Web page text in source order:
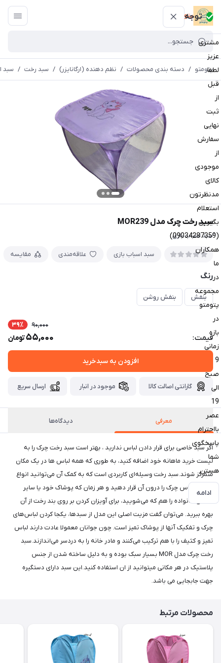
توجه
مشتری
عزیز
لطفا
قبل
از
ثبت
نهایی
سفارش
از
موجودی
کالای
مدنظرتون
استعلام
بگیرین
(09034287359)
همکاران
ما
در
مجموعه
پتومتو
در
بازه
زمانی
9
صبح
الی
19
عصر
بااحترام
پاسخگوی
شما
هستن
ادامه
پتومتو
پتومتو / دسته بندی محصولات / نظم دهنده (ارگانایزر) / سبد رخت / سبد
سبد رخت چرک مدل MOR239
ُسبد اسباب بازی
سبد اسباب بازی علاقه‌مندی مقایسه
رنگ
بنفش بنفش روشن
قیمت:
90,000 39٪
55,000تومان
افزودن به سبدخرید
گارانتی اصالت کالا موجود در انبار ارسال سریع
معرفی دیدگاه‌ها
اگر سبد خاصی برای قرار دادن لباس ندارید ، بهتر است سبد رخت چرک را به
لیست خرید ماهانه خود اضافه کنید، به طوری که همه لباس ها در یک مکان
متمرکز شوند.سبد رخت وسیله‌ای کاربردی است که به کمک آن می‌توانید انواع
مختلف لباس چرک را درون آن قرار دهید و هر زمان که پوشاک خود یا سایر
اعضای خانواده را هم که می‌شویید، برای آویزان کردن بر روی بند رخت از آن
بهره ببرید. می‌توان گفت مزیت اصلی این مدل از سبدها، یکجا کردن لباس‌های
چرک و تفکیک آنها از پوشاک تمیز است. چون جوانان معمولا عادت دارند لباس
تمیز و کثیف را با هم ترکیب می‌کنند و مادر خانه را به دردسر می‌اندازند.سبد
رخت چرک مدل MOR بسیار سبک بوده و به دلیل ساخته شدن از جنس
پلاستیک در هر مکانی میتوانید از ان استفاده کنید.این سبد دارای دستگیره
جهت جابجایی می باشد.
محصولات مرتبط